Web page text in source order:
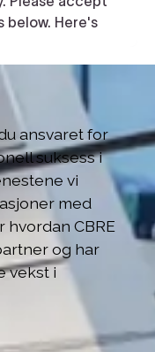
ansvaret for
suksess i
vi
med
hvordan CBRE
og har
vekst i